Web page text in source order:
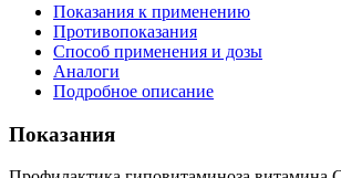
Показания к применению
Противопоказания
Способ применения и дозы
Аналоги
Подробное описание
Показания